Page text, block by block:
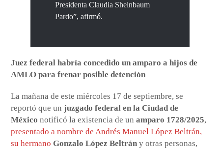
Presidenta Claudia Sheinbaum
Pardo”, afirmó.
Juez federal habría concedido un amparo a hijos de
AMLO para frenar posible detención
La mañana de este miércoles 17 de septiembre, se
reportó que un juzgado federal en la Ciudad de
México notificó la existencia de unamparo 1728/2025,
presentado a nombre de Andrés Manuel López Beltrán,
su hermano Gonzalo López Beltrán y otras personas,